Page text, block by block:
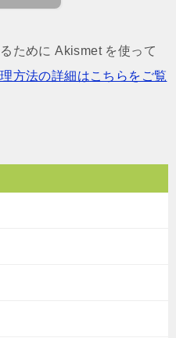
ために Akismet を使って
方法の詳細はこちらをご覧